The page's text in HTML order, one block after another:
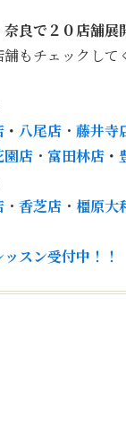
奈良で２０店舗展
もチェックして
・ 八尾店 ・ 藤井寺
園店 ・ 富田林店 ・
・ 香芝店 ・ 橿原大
スン受付中！！